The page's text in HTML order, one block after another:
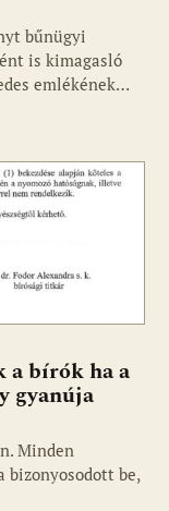
bűnügyi
is kimagasló
emlékének…
a bírók ha a
gyanúja
Minden
be,